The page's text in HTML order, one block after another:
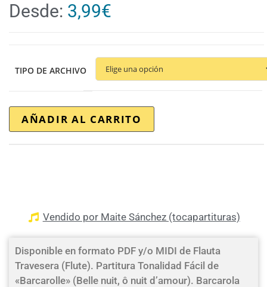
Desde: 3,99€
TIPO DE ARCHIVO
AÑADIR AL CARRITO
Vendido por Maite Sánchez (tocapartituras)
Disponible en formato PDF y/o MIDI de Flauta
Travesera (Flute). Partitura Tonalidad Fácil de
«Barcarolle» (Belle nuit, ô nuit d’amour). Barcarola